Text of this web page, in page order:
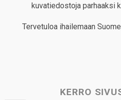
kuvatiedostoja parhaaksi
Tervetuloa ihailemaan
KERRO